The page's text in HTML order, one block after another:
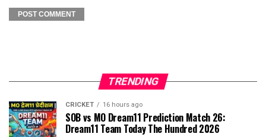
TRENDING
CRICKET 16 hours ago
SOB vs MO Dream11 Prediction Match 26:
Dream11 Team Today The Hundred 2026